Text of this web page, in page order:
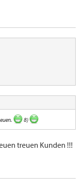
8)
treuen Kunden !!!